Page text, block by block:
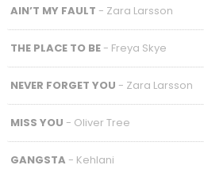
AIN’T MY FAULT - Zara Larsson
THE PLACE TO BE- Freya Skye
NEVER FORGET YOU - Zara Larsson
MISS YOU - Oliver Tree
GANGSTA - Kehlani